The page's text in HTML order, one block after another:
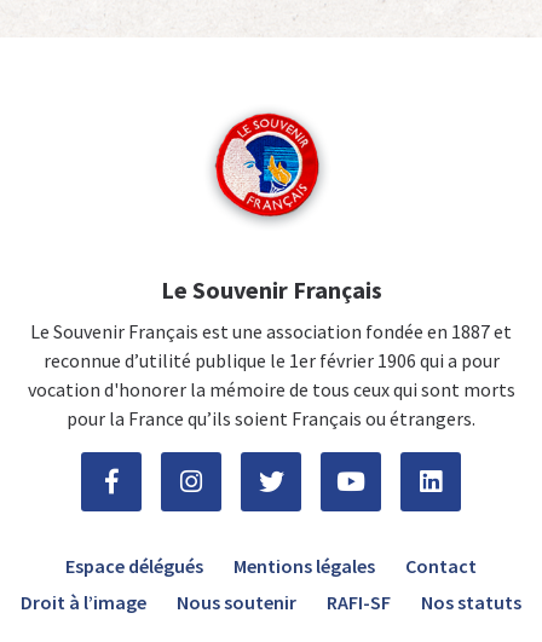
Le Souvenir Français
Le Souvenir Français est une association fondée en 1887 et
reconnue d’utilité publique le 1er février 1906 qui a pour
vocation d'honorer la mémoire de tous ceux qui sont morts
pour la France qu’ils soient Français ou étrangers.
Espace délégués Mentions légales
Contact
Droit à l’image
Nous soutenir RAFI-SF Nos statuts